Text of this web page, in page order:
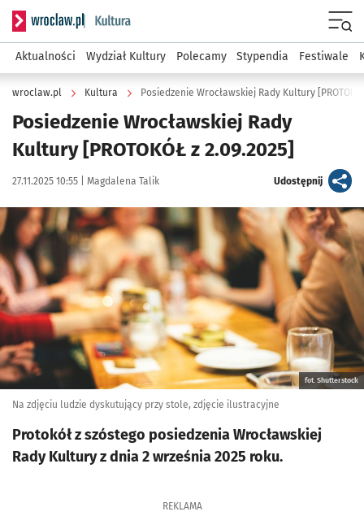
Serwis informacyjny wroclaw.pl podserwis: Kultura
Aktualności Wydział Kultury Polecamy Stypendia Festiwale
wroclaw.pl Kultura Posiedzenie Wrocławskiej Rady Kultury
Posiedzenie Wrocławskiej Rady
Kultury [PROTOKÓŁ z 2.09.2025]
Data publikacji:
27.11.2025 10:55 | Autor:
Magdalena Talik Udostępnijartykuł
Kliknij, aby powiększyć
fot. Shutterstock
Na zdjęciu ludzie dyskutujący przy stole, zdjęcie ilustracyjne
Protokół z szóstego posiedzenia Wrocławskiej
Rady Kultury z dnia 2 września 2025 roku.
REKLAMA